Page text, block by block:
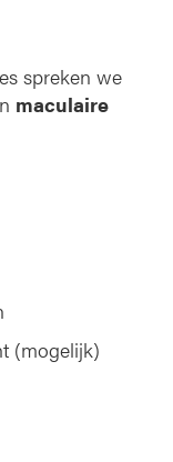
spreken we
maculaire
(mogelijk)